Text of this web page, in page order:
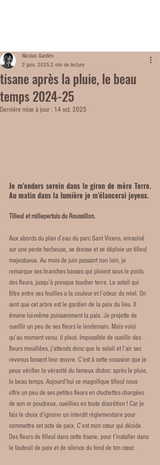
tisane après la pluie, le beau
temps 2024-25
Nicolas Gardiès
2 janv. 2025 2 min de lecture
Dernière mise à jour : 14 oct. 2025
Je m'endors serein dans le giron de mère Terre.
Au matin dans la lumière je m'élancerai joyeux.
Tilleul et millepertuis du Roussillon.
Aux abords du plan d’eau du parc Sant Vicens, enraciné
sur une pente herbeuse, se dresse et se déploie un tilleul
majestueux. Au mois de juin passant non loin, je
remarque ses branches basses qui ploient sous le poids
des fleurs, jusqu’à presque toucher terre. Le soleil qui
filtre entre ses feuilles a la couleur et l’odeur du miel. On
sent que cet arbre est le gardien de la paix du lieu. Il
émane lui-même puissamment la paix. Je projette de
cueillir un peu de ses fleurs le lendemain. Mais voici
qu’au moment venu, il pleut. Impossible de cueillir des
fleurs mouillées, j’attends donc que le soleil et l’air sec
revenus fassent leur œuvre. C’est à cette occasion que je
peux vérifier la véracité du fameux dicton: après le pluie,
le beau temps. Aujourd’hui ce magnifique tilleul nous
offre un peu de ses petites fleurs en clochettes chargées
de son or poudreux, cueillies en toute discrétion ! Car je
fais le choix d’ignorer un interdit règlementaire pour
commettre cet acte de paix. C’est mon cœur qui décide.
Des fleurs de tilleul dans cette tisane, pour t’installer dans
le fauteuil de paix et de silence du fond de ton cœur.